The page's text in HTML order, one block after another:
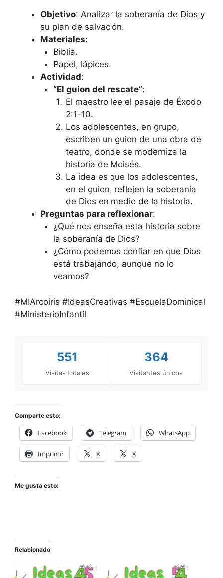
Objetivo: Analizar la soberanía de Dios y
su plan de salvación.
Materiales:
Biblia.
Papel, lápices.
Actividad:
“El guion del rescate”:
El maestro lee el pasaje de Éxodo
2:1-10.
Los adolescentes, en grupo,
escriben un guion de una obra de
teatro, donde se moderniza la
historia de Moisés.
La idea es que los adolescentes,
en el guion, reflejen la soberanía
de Dios en medio de la historia.
Preguntas para reflexionar:
¿Qué nos enseña esta historia sobre
la soberanía de Dios?
¿Cómo podemos confiar en que Dios
está trabajando, aunque no lo
veamos?
#MIArcoíris #IdeasCreativas #EscuelaDominical
#MinisterioInfantil
551
Visitas totales
364
Visitantes únicos
Comparte esto:
Facebook Telegram WhatsApp
Imprimir X X
Me gusta esto:
Relacionado